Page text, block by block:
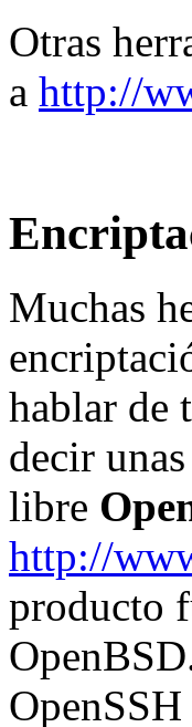
Otras
a http://
Muchas
hablar de
decir
libre
http://
producto